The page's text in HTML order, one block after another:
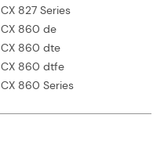
CX 827 Series
CX 860 de
CX 860 dte
CX 860 dtfe
CX 860 Series